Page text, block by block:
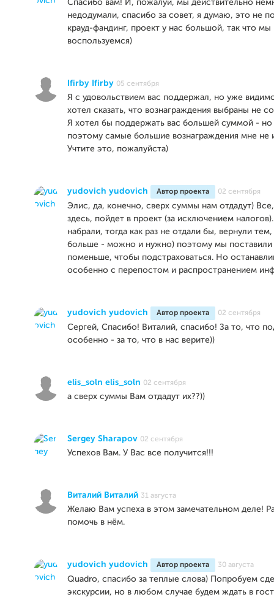
Спасибо вам! И, пожалуй, мы действительно
недодумали, спасибо за совет, я думаю, это не
крауд-фандинг, проект у нас большой, так что мы
воспользуемся)
Ifirby Ifirby 05 сентября
Я с удовольствием вас поддержал, но уже
хотел сказать, что вознаграждения выбраны не
Я хотел бы поддержать вас большей суммой -
поэтому самые большие вознаграждения мне не
Учтите это, пожалуйста)
yudovich yudovich Автор проекта 02 сентября
Элис, да, конечно, сверх суммы нам отдадут)
здесь, пойдет в проект (за исключением
набрали, тогда как раз не отдали бы, вернули
больше - можно и нужно) поэтому мы поставили
поменьше, чтобы подстраховаться. Но
особенно с перепостом и распространением
yudovich yudovich Автор проекта 02 сентября
Сергей, Спасибо! Виталий, спасибо! За то, что
особенно - за то, что в нас верите))
elis_soln elis_soln 02 сентября
а сверх суммы Вам отдадут их??))
Sergey Sharapov 02 сентября
Успехов Вам. У Вас все получится!!!
Виталий Виталий 31 августа
Желаю Вам успеха в этом замечательном деле!
помочь в нём.
yudovich yudovich Автор проекта 30 августа
Quadro, спасибо за теплые слова) Попробуем
экскурсии, но в любом случае будем ждать в